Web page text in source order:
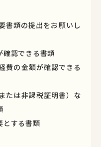
書類の提出をお願いし
確認できる書類
費の金額が確認できる
たは非課税証明書）な
とする書類